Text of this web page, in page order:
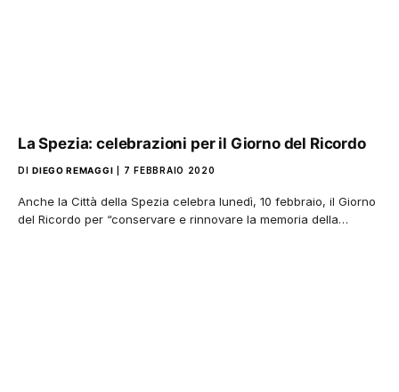
La Spezia: celebrazioni per il Giorno del Ricordo
DI DIEGO REMAGGI 7 FEBBRAIO 2020
Anche la Città della Spezia celebra lunedì, 10 febbraio, il Giorno
del Ricordo per “conservare e rinnovare la memoria della…